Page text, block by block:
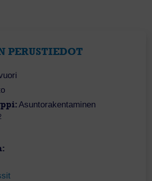
PERUSTIEDOT
Asuntorakentaminen